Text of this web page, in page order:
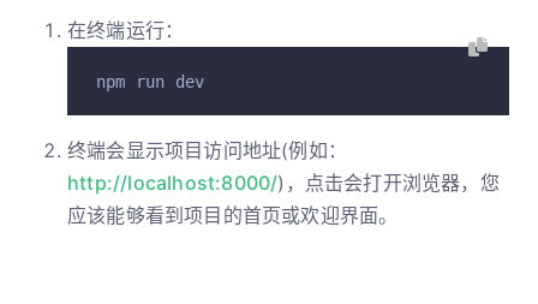
在终端运行：
npm run dev
终端会显示项目访问地址(例如：
http://localhost:8000/)，点击会打开浏览器，您
应该能够看到项目的首页或欢迎界面。